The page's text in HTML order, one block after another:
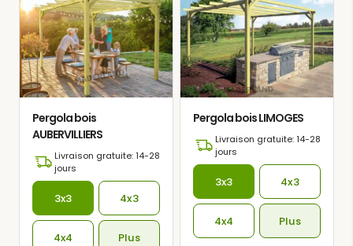
Pergola bois
AUBERVILLIERS
Livraison gratuite: 14-28
jours
3x3 4x3
4x4 Plus
Pergola bois LIMOGES
Livraison gratuite: 14-28
jours
3x3 4x3
4x4 Plus